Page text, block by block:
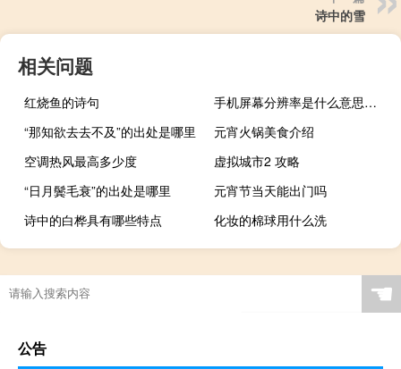
诗中的雪
相关问题
红烧鱼的诗句
手机屏幕分辨率是什么意思（分辨率是什么意思）
“那知欲去去不及”的出处是哪里
元宵火锅美食介绍
空调热风最高多少度
虚拟城市2 攻略
“日月鬓毛衰”的出处是哪里
元宵节当天能出门吗
诗中的白桦具有哪些特点
化妆的棉球用什么洗
☚
公告